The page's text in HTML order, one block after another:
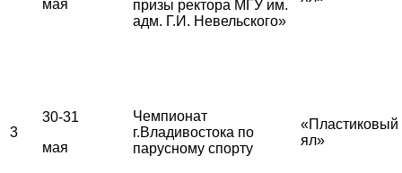
мая
призы ректора МГУ им.
адм. Г.И. Невельского»
3
30-31
мая
Чемпионат
г.Владивостока по
парусному спорту
«Пластиковый
ял»